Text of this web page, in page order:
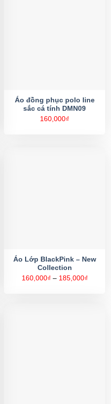
Áo đồng phục polo line
sắc cá tính DMN09
160,000₫
Áo Lớp BlackPink – New
Collection
160,000₫ – 185,000₫Khoảng